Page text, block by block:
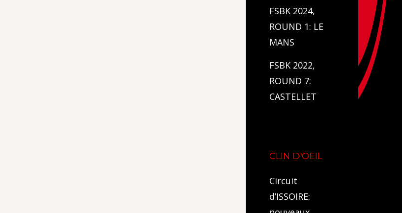
FSBK 2024,
ROUND 1: LE
MANS
FSBK 2022,
ROUND 7:
CASTELLET
CLIN D'OEIL
Circuit
d’ISSOIRE: